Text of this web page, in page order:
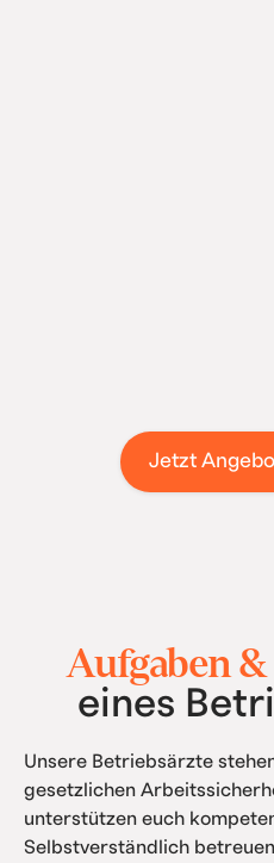
Jetzt
Aufgaben
eines
Unsere Betriebsärzte
gesetzlichen
unterstützen euch
Selbstverständlich